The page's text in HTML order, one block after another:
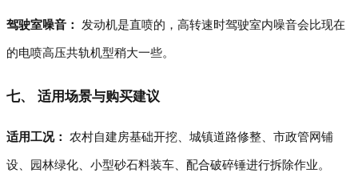
驾驶室噪音： 发动机是直喷的，高转速时驾驶室内噪音会比现在
的电喷高压共轨机型稍大一些。
七、 适用场景与购买建议
适用工况： 农村自建房基础开挖、城镇道路修整、市政管网铺
设、园林绿化、小型砂石料装车、配合破碎锤进行拆除作业。